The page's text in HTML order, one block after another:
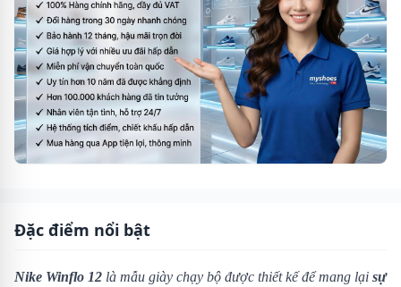
Đặc điểm nổi bật
Nike Winflo 12 là mẫu giày chạy bộ được thiết kế để mang lại sự